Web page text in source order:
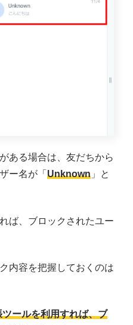
ある場合は、友だちから
ー名が「 Unknown 」と
ば、ブロックされたユー
内容を把握しておくのは
ールを利用すれば、ブ